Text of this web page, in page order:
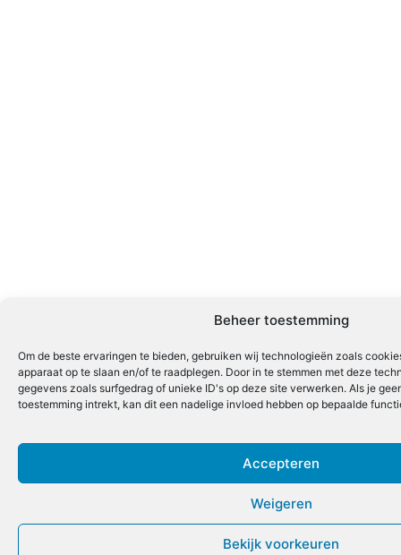
Beheer toestemming
Om de beste ervaringen te bieden, gebruiken wij technologieën zoals
apparaat op te slaan en/of te raadplegen. Door in te stemmen met deze
gegevens zoals surfgedrag of unieke ID's op deze site verwerken. Als je
toestemming intrekt, kan dit een nadelige invloed hebben op bepaalde
Accepteren
Weigeren
Bekijk voorkeuren